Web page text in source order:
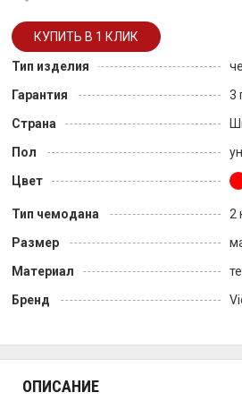
Тип изделия
Гарантия
3
Страна
Пол
Цвет
Тип чемодана
2
Размер
Материал
Бренд
ОПИСАНИЕ